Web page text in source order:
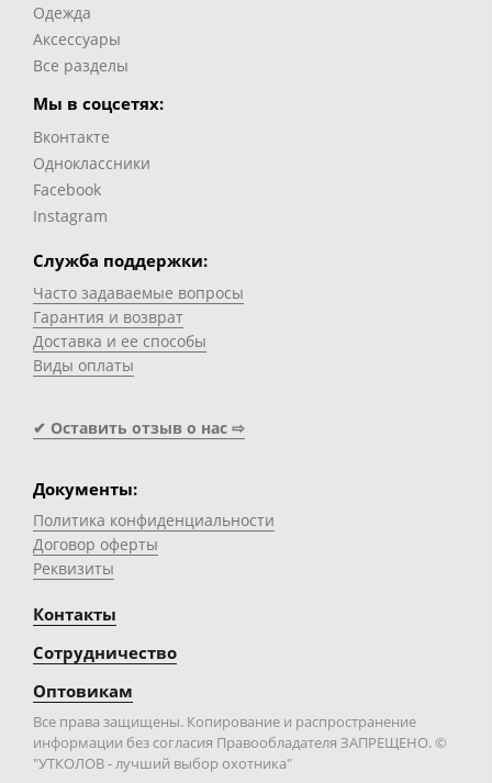
Одежда
Аксессуары
Все разделы
Мы в соцсетях:
Вконтакте
Одноклассники
Facebook
Instagram
Служба поддержки:
Часто задаваемые вопросы
Гарантия и возврат
Доставка и ее способы
Виды оплаты
✔ Оставить отзыв о нас ⇨
Документы:
Политика конфиденциальности
Договор оферты
Реквизиты
Контакты
Сотрудничество
Оптовикам
Все права защищены. Копирование и распространение
информации без согласия Правообладателя ЗАПРЕЩЕНО. ©
"УТКОЛОВ - лучший выбор охотника"